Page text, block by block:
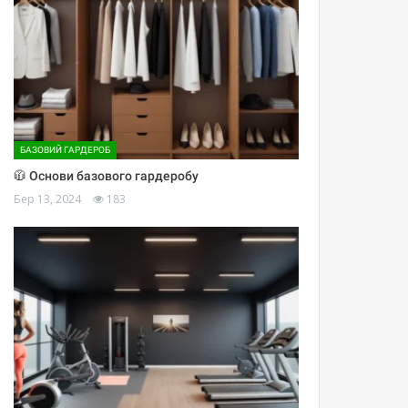
БАЗОВИЙ ГАРДЕРОБ
🧥 Основи базового гардеробу
Бер 13, 2024 183